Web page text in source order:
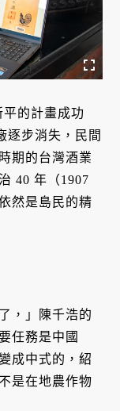
的計畫成功
逐步消失，民間
期的台灣酒業
40 年（1907
然是島民的精
，」陳千浩的
任務是中國
成中式的，紹
是在地農作物